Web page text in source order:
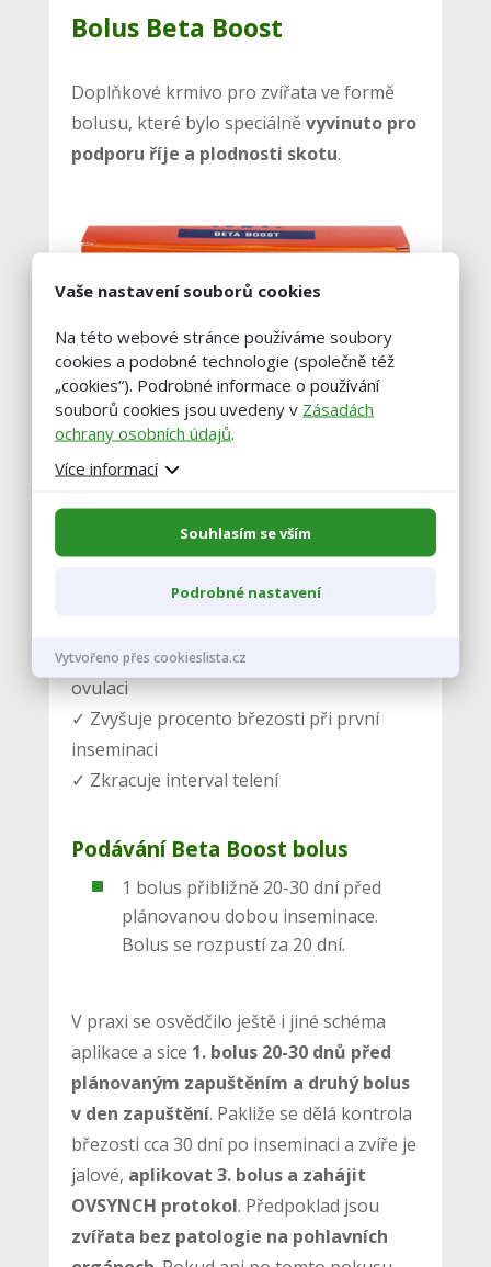
Bolus Beta Boost
Doplňkové krmivo pro zvířata ve formě
bolusu, které bylo speciálně vyvinuto pro
podporu říje a plodnosti skotu.
Bolus Beta Boostmá několik výhod:
✓ Obsahuje β karoten pro optimalizaci
✓ Pozitivní vliv na vývoj žlutého tělíska a
ovulaci
✓ Zvyšuje procento březosti při první
inseminaci
✓ Zkracuje interval telení
PodáváníBeta Boost bolus
1 bolus přibližně 20-30 dní před
plánovanou dobou inseminace.
Bolus se rozpustí za 20 dní.
V praxi se osvědčilo ještě i jiné schéma
aplikace a sice 1. bolus 20-30 dnů před
plánovaným zapuštěním a druhý bolus
v den zapuštění. Pakliže se dělá kontrola
březosti cca 30 dní po inseminaci a zvíře je
jalové, aplikovat 3. bolus a zahájit
OVSYNCH protokol. Předpoklad jsou
zvířata bez patologie na pohlavních
Vaše nastavení souborů cookies
Na této webové stránce používáme soubory
cookies a podobné technologie (společně též
„cookies“). Podrobné informace o používání
souborů cookies jsou uvedeny v Zásadách
ochrany osobních údajů.
Více informací
Souhlasím se vším
Podrobné nastavení
Vytvořeno přes cookieslista.cz